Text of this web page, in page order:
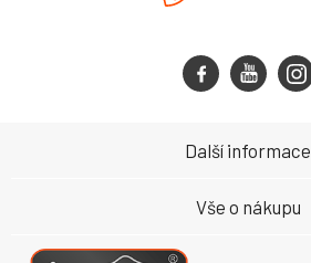
Další informace
Vše o nákupu